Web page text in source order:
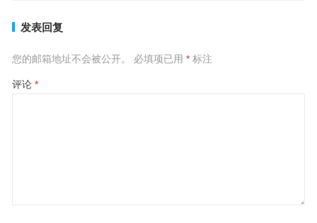
发表回复
您的邮箱地址不会被公开。 必填项已用 *标注
评论 *